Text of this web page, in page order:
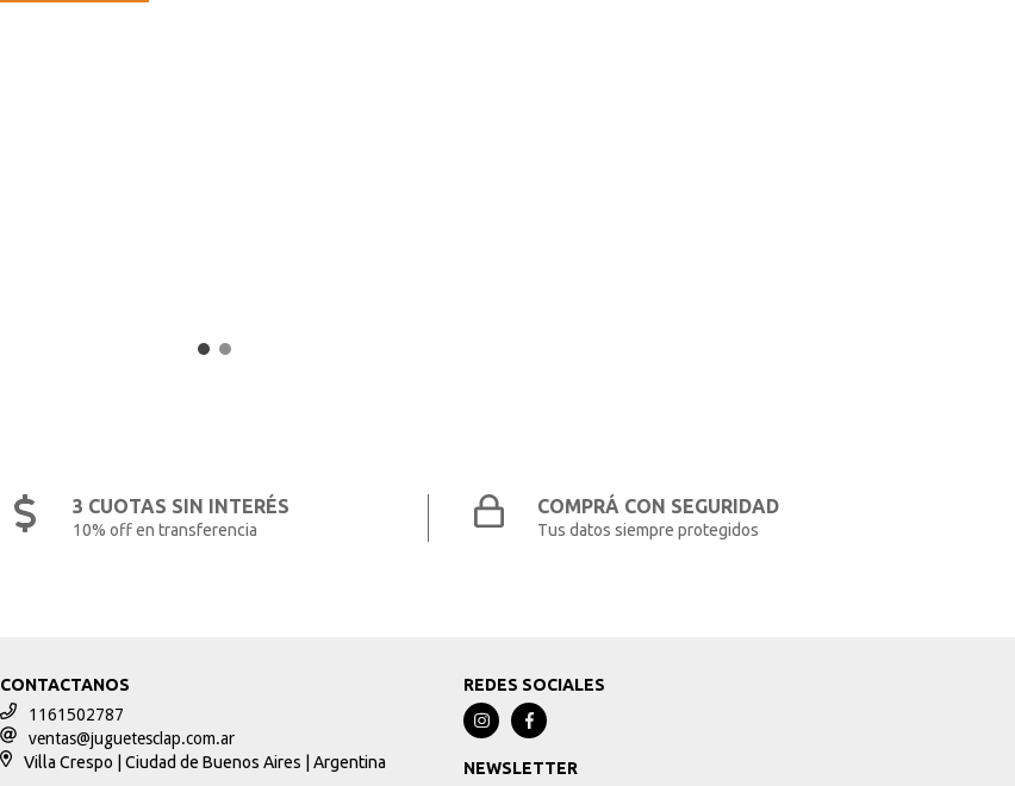
3 CUOTAS SIN INTERÉS
10% off en transferencia
COMPRÁ CON SEGURIDAD
Tus datos siempre protegidos
CONTACTANOS
1161502787
ventas@juguetesclap.com.ar
Villa Crespo | Ciudad de Buenos Aires | Argentina
REDES SOCIALES
NEWSLETTER